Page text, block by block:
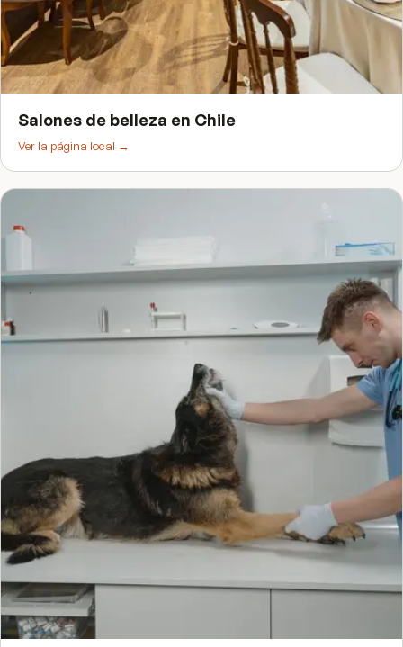
Salones de belleza en Chile
Ver la página local →